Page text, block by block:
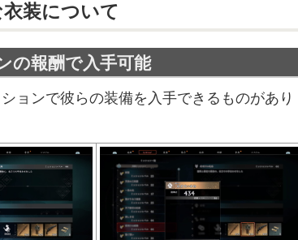
装について
の報酬で入手可能
ョンで彼らの装備を入手できるものがあり